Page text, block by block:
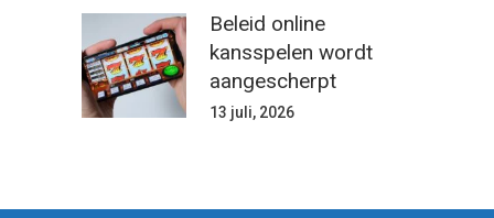
Beleid online
kansspelen wordt
aangescherpt
13 juli, 2026